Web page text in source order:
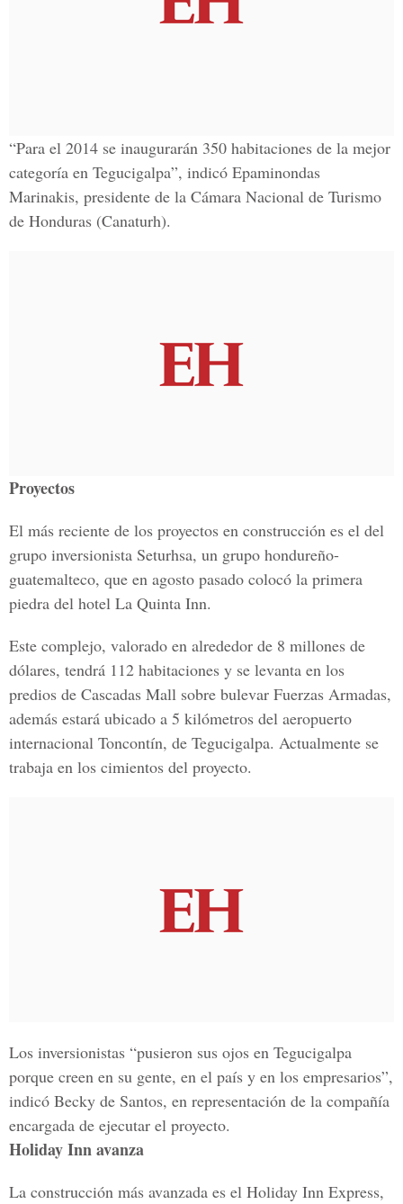
“Para el 2014 se inaugurarán 350 habitaciones de la mejor
categoría en Tegucigalpa”, indicó Epaminondas
Marinakis, presidente de la Cámara Nacional de Turismo
de Honduras (Canaturh).
Proyectos
El más reciente de los proyectos en construcción es el del
grupo inversionista Seturhsa, un grupo hondureño-
guatemalteco, que en agosto pasado colocó la primera
piedra del hotel La Quinta Inn.
Este complejo, valorado en alrededor de 8 millones de
dólares, tendrá 112 habitaciones y se levanta en los
predios de Cascadas Mall sobre bulevar Fuerzas Armadas,
además estará ubicado a 5 kilómetros del aeropuerto
internacional Toncontín, de Tegucigalpa. Actualmente se
trabaja en los cimientos del proyecto.
Los inversionistas “pusieron sus ojos en Tegucigalpa
porque creen en su gente, en el país y en los empresarios”,
indicó Becky de Santos, en representación de la compañía
encargada de ejecutar el proyecto.
Holiday Inn avanza
La construcción más avanzada es el Holiday Inn Express,